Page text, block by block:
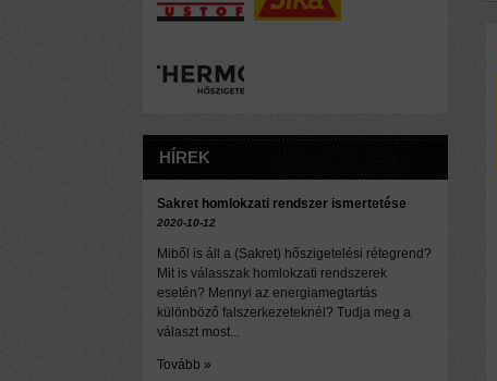
HÍREK
Sakret homlokzati rendszer ismertetése
2020-10-12
Miből is áll a (Sakret) hőszigetelési rétegrend?
Mit is válasszak homlokzati rendszerek
esetén? Mennyi az energiamegtartás
különböző falszerkezeteknél? Tudja meg a
választ most...
Tovább »